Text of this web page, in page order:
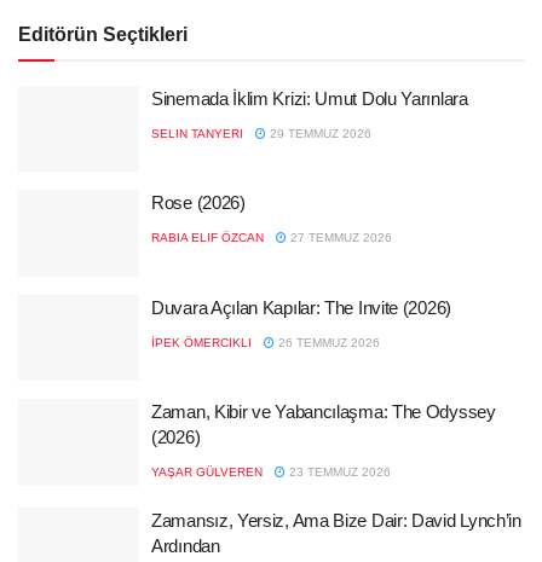
Editörün Seçtikleri
Sinemada İklim Krizi: Umut Dolu Yarınlara
SELIN TANYERI 29 TEMMUZ 2026
Rose (2026)
RABIA ELIF ÖZCAN 27 TEMMUZ 2026
Duvara Açılan Kapılar: The Invite (2026)
İPEK ÖMERCIKLI 26 TEMMUZ 2026
Zaman, Kibir ve Yabancılaşma: The Odyssey
(2026)
YAŞAR GÜLVEREN 23 TEMMUZ 2026
Zamansız, Yersiz, Ama Bize Dair: David Lynch’in
Ardından